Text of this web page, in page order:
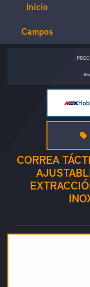
Inicio
Campos
CORREA